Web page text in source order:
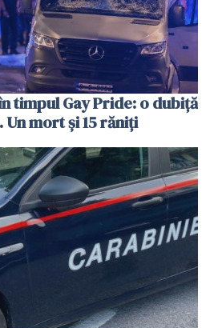
timpul Gay Pride: o dubiță
mort și 15 răniți